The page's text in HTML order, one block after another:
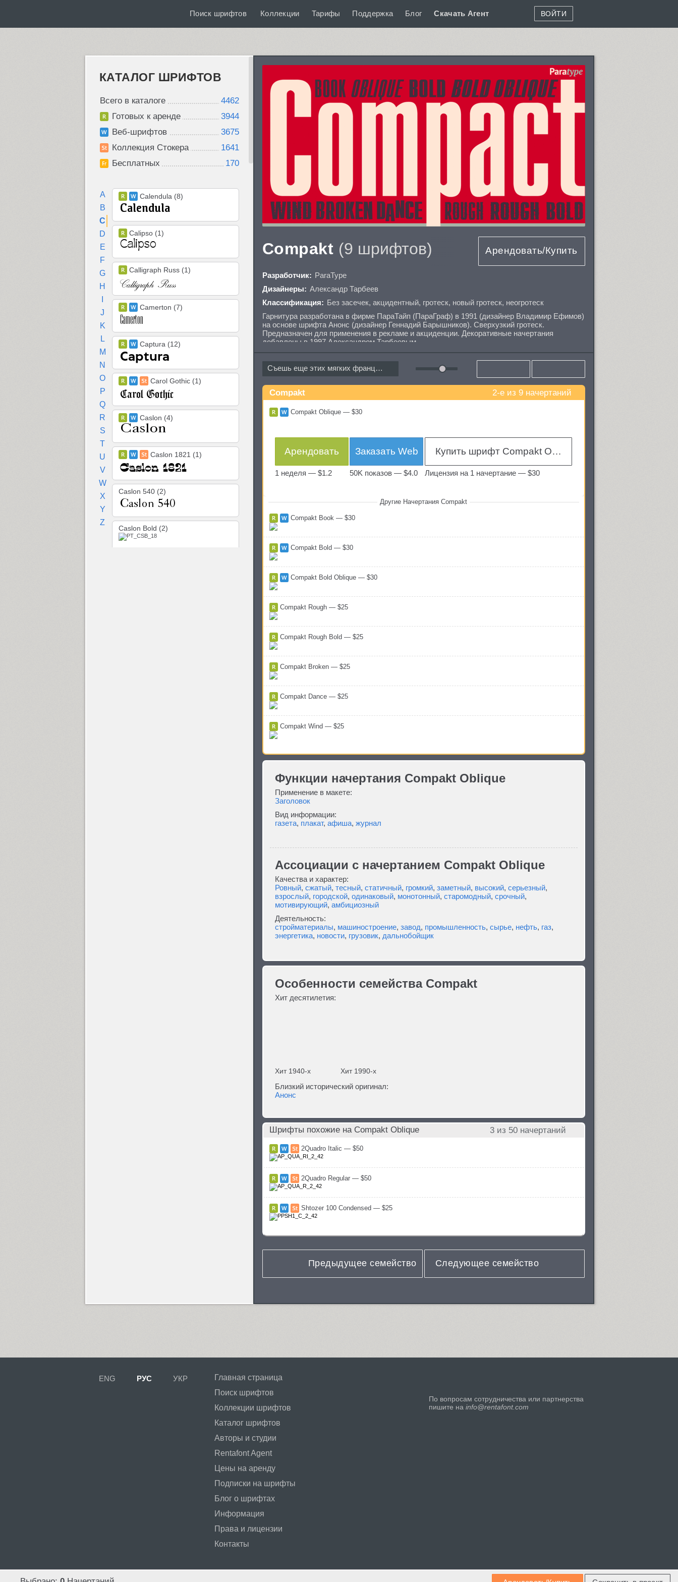
Поиск шрифтов Коллекции Тарифы Поддержка Блог Скачать Агент ВОЙТИ
КАТАЛОГ ШРИФТОВ
Всего в каталоге
4462
Готовых к аренде
3944
Веб-шрифтов
3675
Коллекция Стокера
1641
Бесплатных
170
A
B
C
D
E
F
G
H
J
K
L
M
N
O
P
Q
R
S
T
U
V
W
X
Y
Z
Calendula (8)
Calipso (1)
Calligraph Russ (1)
Camerton (7)
Captura (12)
Carol Gothic (1)
Caslon (4)
Caslon 1821 (1)
Caslon 540 (2)
Caslon Bold (2)
Compakt (9 шрифтов) Арендовать/Купить
Разработчик: ParaType
Дизайнеры: Александр Тарбеев
Классификация: Без засечек, акцидентный, гротеск, новый гротеск, неогротеск
Гарнитура разработана в фирме ПараТайп (ПараГраф) в 1991 (дизайнер Владимир Ефимов)
на основе шрифта Анонс (дизайнер Геннадий Барышников). Сверхузкий гротеск.
Предназначен для применения в рекламе и акциденции. Декоративные начертания
добавлены в 1997 Александром Тарбеевым.
Съешь еще этих мягких французских...
Compakt 2-е из 9 начертаний
Compakt Oblique — $30
Арендовать
1 неделя — $1.2
Заказать Web
50K показов —$4.0
Купить шрифт Compakt Oblique
Лицензия на 1 начертание —$30
Другие Начертания Compakt
Compakt Book — $30
Compakt Bold — $30
Compakt Bold Oblique — $30
Compakt Rough — $25
Compakt Rough Bold — $25
Compakt Broken — $25
Compakt Dance — $25
Compakt Wind — $25
Функции начертания Compakt Oblique
Применение в макете:
Заголовок
Вид информации:
газета, плакат, афиша, журнал
Ассоциации c начертанием Compakt Oblique
Качества и характер:
Ровный, сжатый, тесный, статичный, громкий, заметный, высокий, серьезный,
взрослый, городской, одинаковый, монотонный, старомодный, срочный,
мотивирующий, амбициозный
Деятельность:
стройматериалы, машиностроение, завод, промышленность, сырье, нефть, газ,
энергетика, новости, грузовик, дальнобойщик
Особенности семейства Compakt
Хит десятилетия:
Хит 1940-х Хит 1990-х
Близкий исторический оригинал:
Анонс
Шрифты похожие на Compakt Oblique 3из 50 начертаний
2Quadro Italic — $50
2Quadro Regular — $50
Shtozer 100 Condensed — $25
Предыдущее семейство Следующее семейство
ENG РУС УКР
Главная страница
Поиск шрифтов
Коллекции шрифтов
Каталог шрифтов
Авторы и студии
Rentafont Agent
Цены на аренду
Подписки на шрифты
Блог о шрифтах
Информация
Права и лицензии
Контакты
По вопросам сотрудничества или партнерства
пишите на info@rentafont.com